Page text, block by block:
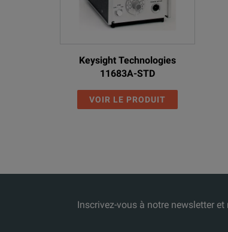
Keysight Technologies
11683A-STD
VOIR LE PRODUIT
Inscrivez-vous à notre newsletter